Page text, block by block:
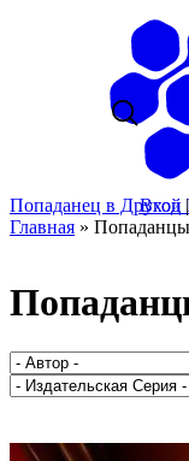
Попаданец в Вход
Главная »